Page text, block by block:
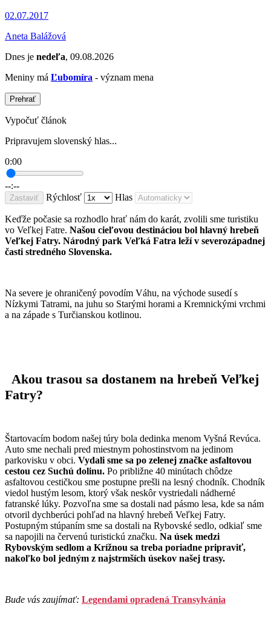
02.07.2017
Aneta Balážová
Dnes je nedeľa, 09.08.2026
Meniny má Ľubomíra - význam mena
Prehrať
Vypočuť článok
Pripravujem slovenský hlas...
0:00
--:--
Zastaviť Rýchlosť Hlas
Keďže počasie sa rozhodlo hrať nám do karát, zvolili sme turistiku
vo Veľkej Fatre. Našou cieľovou destináciou bol hlavný hrebeň
Veľkej Fatry. Národný park Veľká Fatra leží v severozápadnej
časti stredného Slovenska.
Na severe je ohraničený povodím Váhu, na východe susedí s
Nízkymi Tatrami, na juhu so Starými horami a Kremnickými vrchmi
a na západe s Turčianskou kotlinou.
Akou trasou sa dostanem na hrebeň Veľkej
Fatry?
Štartovacím bodom našej túry bola dedinka menom Vyšná Revúca.
Auto sme nechali pred miestnym pohostinstvom na jedinom
parkovisku v obci. Vydali sme sa po zelenej značke asfaltovou
cestou cez Suchú dolinu. Po približne 40 minútach chôdze
asfaltovou cestičkou sme postupne prešli na lesný chodník. Chodník
viedol hustým lesom, ktorý však neskôr vystriedali nádherné
fatranské lúky. Pozvoľna sme sa dostali nad pásmo lesa, kde sa nám
otvoril dychberúci pohľad na hlavný hrebeň Veľkej Fatry.
Postupným stúpaním sme sa dostali na Rybovské sedlo, odkiaľ sme
sa napojili na červenú turistickú značku. Na úsek medzi
Rybovským sedlom a Krížnou sa treba poriadne pripraviť,
nakoľko bol jedným z najstrmších úsekov našej trasy.
Bude vás zaujímať: Legendami opradená Transylvánia